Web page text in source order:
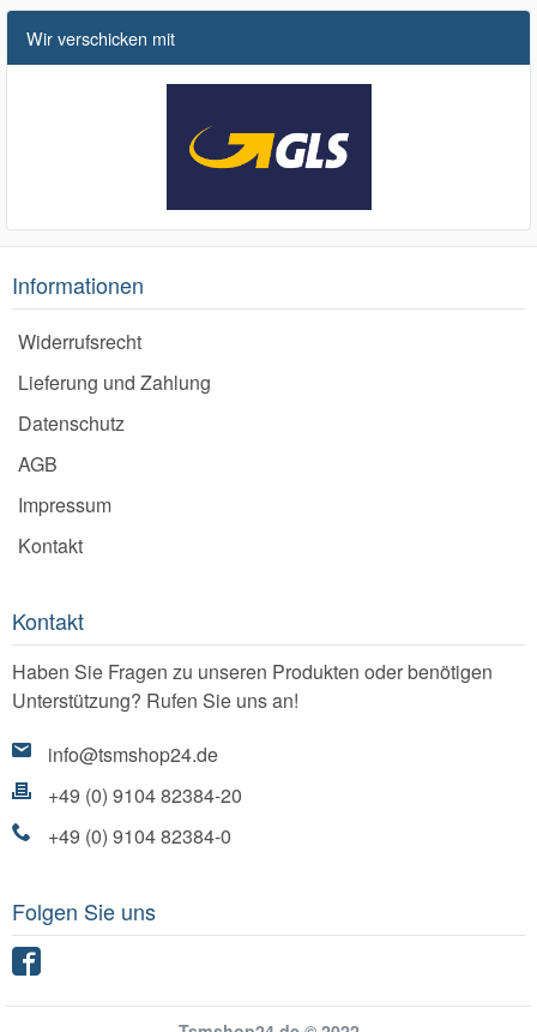
Wir verschicken mit
Informationen
Widerrufsrecht
Lieferung und Zahlung
Datenschutz
AGB
Impressum
Kontakt
Kontakt
Haben Sie Fragen zu unseren Produkten oder benötigen
Unterstützung? Rufen Sie uns an!
info@tsmshop24.de
+49 (0) 9104 82384-20
+49 (0) 9104 82384-0
Folgen Sie uns